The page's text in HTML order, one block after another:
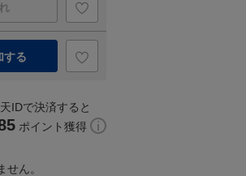
する
IDで決済すると
ポイント獲得
ん。